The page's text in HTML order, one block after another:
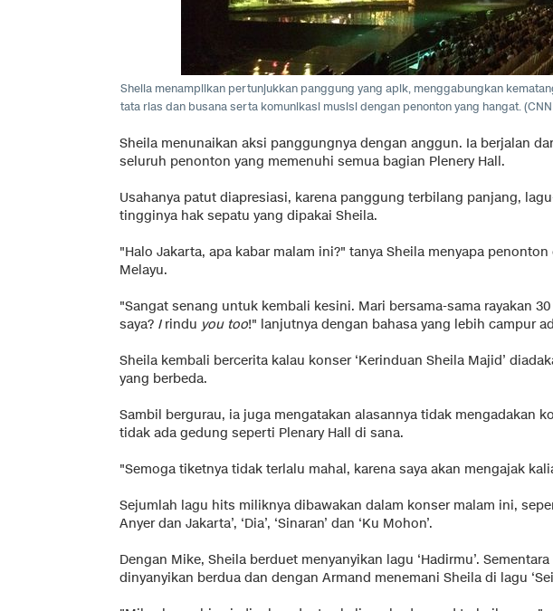
Sheila menampilkan pertunjukkan panggung yang apik, menggabungkan
tata rias dan busana serta komunikasi musisi dengan penonton yang hangat.
Sheila menunaikan aksi panggungnya dengan anggun. Ia berjalan
seluruh penonton yang memenuhi semua bagian Plenery Hall.
Usahanya patut diapresiasi, karena panggung terbilang panjang,
tingginya hak sepatu yang dipakai Sheila.
"Halo Jakarta, apa kabar malam ini?" tanya Sheila menyapa
Melayu.
"Sangat senang untuk kembali kesini. Mari bersama-sama rayakan
saya? I rindu you too!" lanjutnya dengan bahasa yang lebih campur
Sheila kembali bercerita kalau konser ‘Kerinduan Sheila Majid’
yang berbeda.
Sambil bergurau, ia juga mengatakan alasannya tidak mengadakan
tidak ada gedung seperti Plenary Hall di sana.
"Semoga tiketnya tidak terlalu mahal, karena saya akan mengajak
Sejumlah lagu hits miliknya dibawakan dalam konser malam ini,
Anyer dan Jakarta’, ‘Dia’, ‘Sinaran’ dan ‘Ku Mohon’.
Dengan Mike, Sheila berduet menyanyikan lagu ‘Hadirmu’.
dinyanyikan berdua dan dengan Armand menemani Sheila di lagu